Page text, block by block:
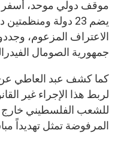
موقف دولي موحد، أسفر
يضم 23 دولة
الاعتراف المزعوم،
جمهورية الصومال
كما كشف عبد العاطي
لربط هذا الإجراء غير
للشعب الفلسطيني
المرفوضة تمثل تهديداً